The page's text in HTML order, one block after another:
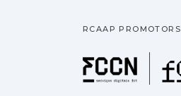
RCAAP PROMOTORS